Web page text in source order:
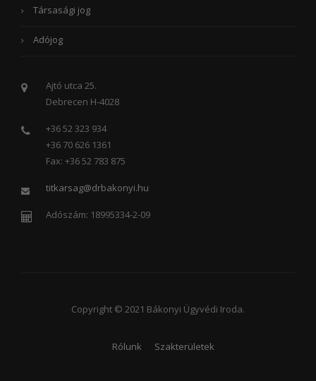
Társasági jog
Adójog
Ajtó utca 25.
Debrecen H-4028
+36 52 323 934
+36 70 626 1361
Fax: +36 52 783 875
titkarsag@drbakonyi.hu
Adószám: 18995334-2-09
Copyright © 2021 Bákonyi Ügyvédi Iroda.
Rólunk Szakterületek